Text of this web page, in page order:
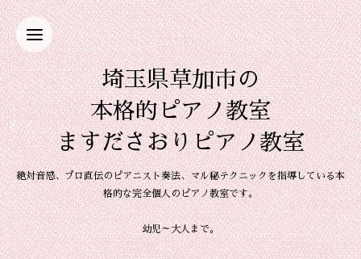
埼玉県草加市の
本格的ピアノ教室
ますださおりピアノ教室
絶対音感、プロ直伝のピアニスト奏法、マル秘テクニックを指導している本
格的な完全個人のピアノ教室です。
幼児～大人まで。